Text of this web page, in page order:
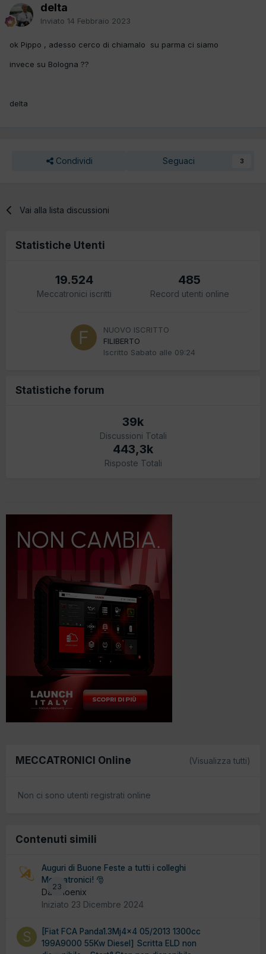
delta
Inviato 14 Febbraio 2023
ok Pippo , adesso cerco di chiamalo su parma ci siamo
invece su Bologna ??
delta
Condividi Seguaci 3
Vai alla lista discussioni
Statistiche Utenti
19.524
Meccatronici iscritti
485
Record utenti online
NUOVO ISCRITTO
FILIBERTO
Iscritto Sabato alle 09:24
Statistiche forum
39k
Discussioni Totali
443,3k
Risposte Totali
MECCATRONICI Online (Visualizza tutti)
Non ci sono utenti registrati online
Contenuti simili
23
Auguri di Buone Feste a tutti i colleghi
Meccatronici! 🎅
Da Phoenix
Iniziato 23 Dicembre 2024
[Fiat FCA Panda1.3Mj4x4 05/2013 1300cc
199A9000 55Kw Diesel] Scritta ELD non